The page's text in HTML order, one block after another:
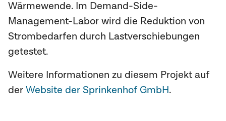
Wärmewende. Im Demand-Side-
Management-Labor wird die Reduktion von
Strombedarfen durch Lastverschiebungen
getestet.
Weitere Informationen zu diesem Projekt auf
der Website der Sprinkenhof GmbH.